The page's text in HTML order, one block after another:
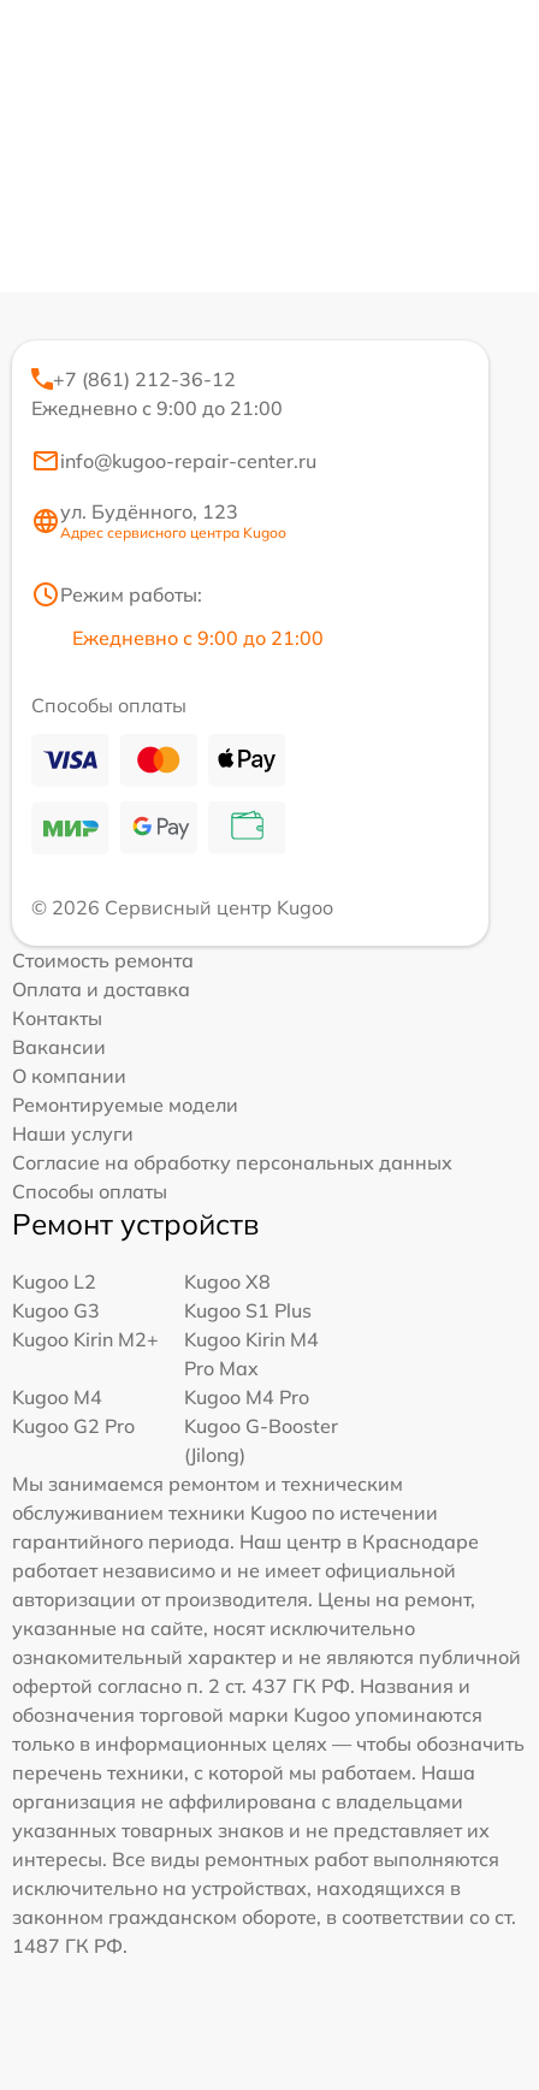
+7 (861) 212-36-12
Ежедневно с 9:00 до 21:00
info@kugoo-repair-center.ru
ул. Будённого, 123
Адрес сервисного центра Kugoo
Режим работы:
Ежедневно с 9:00 до 21:00
Способы оплаты
© 2026 Сервисный центр Kugoo
Стоимость ремонта
Оплата и доставка
Контакты
Вакансии
О компании
Ремонтируемые модели
Наши услуги
Согласие на обработку персональных данных
Способы оплаты
Ремонт устройств
Kugoo L2
Kugoo X8
Kugoo G3
Kugoo S1 Plus
Kugoo Kirin M2+
Kugoo Kirin M4
Pro Max
Kugoo M4
Kugoo M4 Pro
Kugoo G2 Pro
Kugoo G-Booster
(Jilong)
Мы занимаемся ремонтом и техническим
обслуживанием техники Kugoo по истечении
гарантийного периода. Наш центр в Краснодаре
работает независимо и не имеет официальной
авторизации от производителя. Цены на ремонт,
указанные на сайте, носят исключительно
ознакомительный характер и не являются публичной
офертой согласно п. 2 ст. 437 ГК РФ. Названия и
обозначения торговой марки Kugoo упоминаются
только в информационных целях — чтобы обозначить
перечень техники, с которой мы работаем. Наша
организация не аффилирована с владельцами
указанных товарных знаков и не представляет их
интересы. Все виды ремонтных работ выполняются
исключительно на устройствах, находящихся в
законном гражданском обороте, в соответствии со ст.
1487 ГК РФ.